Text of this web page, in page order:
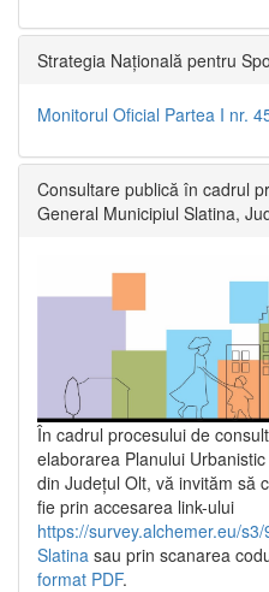
Strategia Națională pentru
Monitorul Oficial Partea I nr.
Consultare publică în cadrul
General Municipiul Slatina,
În cadrul procesului de
elaborarea Planului
din Județul Olt, vă invităm să
fie prin accesarea link-ului
https://survey.alchemer.eu/
Slatina sau prin scanarea
format PDF.